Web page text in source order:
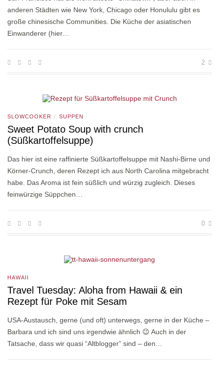
anderen Städten wie New York, Chicago oder Honululu gibt es
große chinesische Communities. Die Küche der asiatischen
Einwanderer (hier…
2
SLOWCOOKER / SUPPEN
Sweet Potato Soup with crunch
(Süßkartoffelsuppe)
Das hier ist eine raffinierte Süßkartoffelsuppe mit Nashi-Birne und
Körner-Crunch, deren Rezept ich aus North Carolina mitgebracht
habe. Das Aroma ist fein süßlich und würzig zugleich. Dieses
feinwürzige Süppchen…
0
HAWAII
Travel Tuesday: Aloha from Hawaii & ein
Rezept für Poke mit Sesam
USA-Austausch, gerne (und oft) unterwegs, gerne in der Küche –
Barbara und ich sind uns irgendwie ähnlich 😉 Auch in der
Tatsache, dass wir quasi “Altblogger” sind – den…